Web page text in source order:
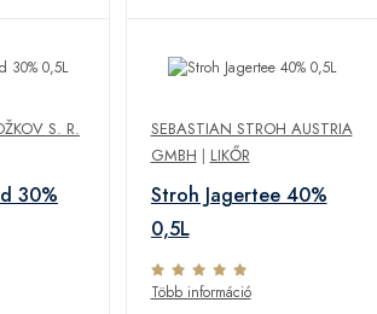
S. R.
30%
SEBASTIAN STROH AUSTRIA
GMBH | LIKŐR
Stroh Jagertee 40%
0,5L
Több információ